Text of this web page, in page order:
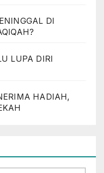
DI
LUPA DIRI
HADIAH,